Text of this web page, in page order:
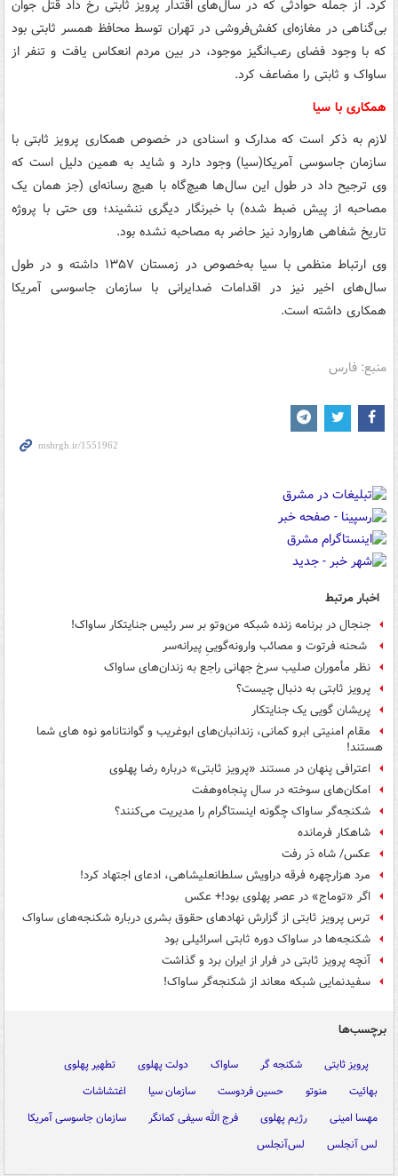
کرد. از جمله حوادثی که در سال‌های اقتدار پرویز ثابتی رخ داد قتل جوان
بی‌گناهی در مغازه‌ای کفش‌فروشی در تهران توسط محافظ همسر ثابتی بود
که با وجود فضای رعب‌انگیز موجود، در بین مردم انعکاس یافت و تنفر از
ساواک و ثابتی را مضاعف کرد.
همکاری با سیا
لازم به ذکر است که مدارک و اسنادی در خصوص همکاری پرویز ثابتی با
سازمان جاسوسی آمریکا(سیا) وجود دارد و شاید به ‌همین دلیل است که
وی ترجیح داد در طول این سال‌ها هیچ‌گاه با هیچ رسانه‌ای (جز همان یک
مصاحبه از پیش ضبط شده) با خبرنگار دیگری ننشیند؛ وی حتی با پروژه
تاریخ شفاهی هاروارد نیز حاضر به مصاحبه نشده بود.
وی ارتباط منظمی با سیا به‌خصوص در زمستان ۱۳۵۷ داشته و در طول
سال‌های اخیر نیز در اقدامات ضدایرانی با سازمان جاسوسی آمریکا
همکاری داشته است.
منبع: فارس
اخبار مرتبط
جنجال در برنامه زنده شبکه من‌وتو بر سر رئیس جنایتکار ساواک!
‍ شحنه فرتوت و مصائب وارونه‌گوییِ پیرانه‌سر
نظر مأموران صلیب سرخ جهانی راجع به زندان‌های ساواک
پرویز ثابتی به دنبال چیست؟
پریشان گویی یک جنایتکار
مقام امنیتی ابرو کمانی، زندانبان‌های ابوغریب و گوانتانامو نوه های شما
هستند!
اعترافی پنهان در مستند «پرویز ثابتی» درباره رضا پهلوی
امکان‌های سوخته در سال پنجاه‌وهفت
شکنجه‌گر ساواک چگونه اینستاگرام را مدیریت می‌کنند؟
شاهکار فرمانده
عکس/ شاه دَر رفت
مرد هزارچهره فرقه دراویش سلطانعلیشاهی، ادعای اجتهاد کرد!
اگر «توماج» در عصر پهلوی بود!+ عکس
ترس پرویز ثابتی از گزارش نهادهای حقوق بشری درباره شکنجه‌های ساواک
شکنجه‌ها در ساواک دوره ثابتی اسرائیلی بود
آنچه پرویز ثابتی در فرار از ایران برد و گذاشت
سفیدنمایی شبکه معاند از شکنجه‌گر ساواک!
برچسب‌ها
پرویز ثابتی شکنجه گر ساواک دولت پهلوی
تطهیر پهلوی
بهائیت
منوتو حسین فردوست سازمان سیا
اغتشاشات
مهسا امینی
رژیم پهلوی فرج الله سیفی کمانگر
سازمان جاسوسی آمریکا
لس آنجلس
لس‌آنجلس